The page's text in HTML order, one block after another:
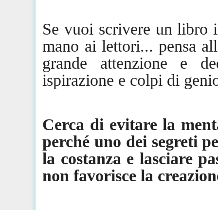
Se vuoi scrivere un libro
mano ai lettori... pensa
grande attenzione e
ispirazione e colpi di
Cerca di evitare la
perché uno dei segreti
la costanza e lasciare
non favorisce la